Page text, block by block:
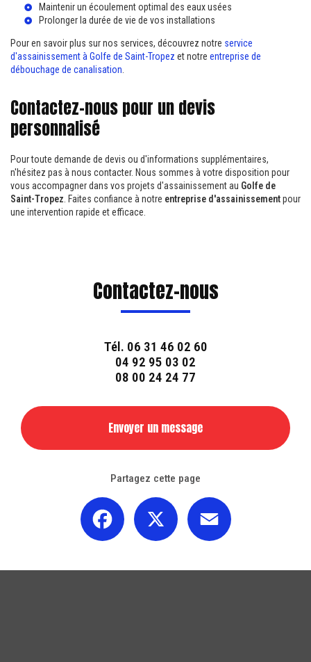
Maintenir un écoulement optimal des eaux usées
Prolonger la durée de vie de vos installations
Pour en savoir plus sur nos services, découvrez notre service
d'assainissement à Golfe de Saint-Tropez et notre entreprise de
débouchage de canalisation
Contactez-nous pour un devis
personnalisé
Pour toute demande de devis ou d'informations supplémentaires,
n'hésitez pas à nous contacter. Nous sommes à votre disposition pour
vous accompagner dans vos projets d'assainissement au Golfe de
Saint-Tropez . Faites confiance à notre entreprise d'assainissementpour
une intervention rapide et efficace.
Contactez-nous
Tél. 06 31 46 02 60
04 92 95 03 02
08 00 24 24 77
Envoyer un message
Partagez cette page
Facebook